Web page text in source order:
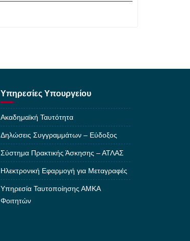
Υπηρεσίες Υπουργείου
Ακαδημαϊκή Ταυτότητα
Δηλώσεις Συγγραμμάτων – Εύδοξος
Σύστημα Πρακτικής Άσκησης – ΑΤΛΑΣ
Ηλεκτρονική Εφαρμογή για Μεταγραφές
Υπηρεσία Ταυτοποίησης ΑΜΚΑ
Φοιτητών